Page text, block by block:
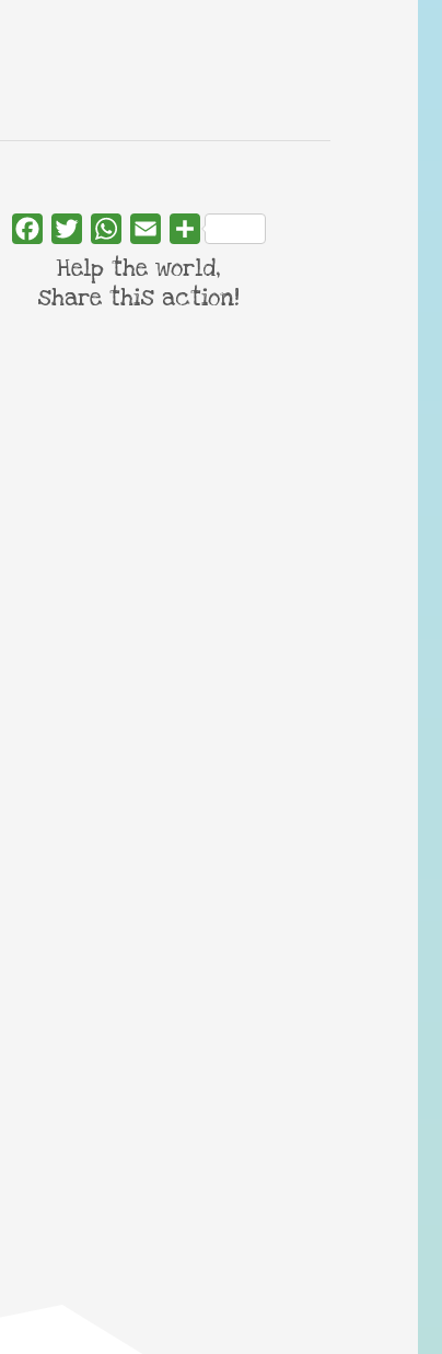
FacebookTwitterWhatsApp
Email Share
Help the world,
share this action!